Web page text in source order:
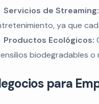
Servicios de Streaming:
ya que
Productos Ecológicos:
biodegradables o
para